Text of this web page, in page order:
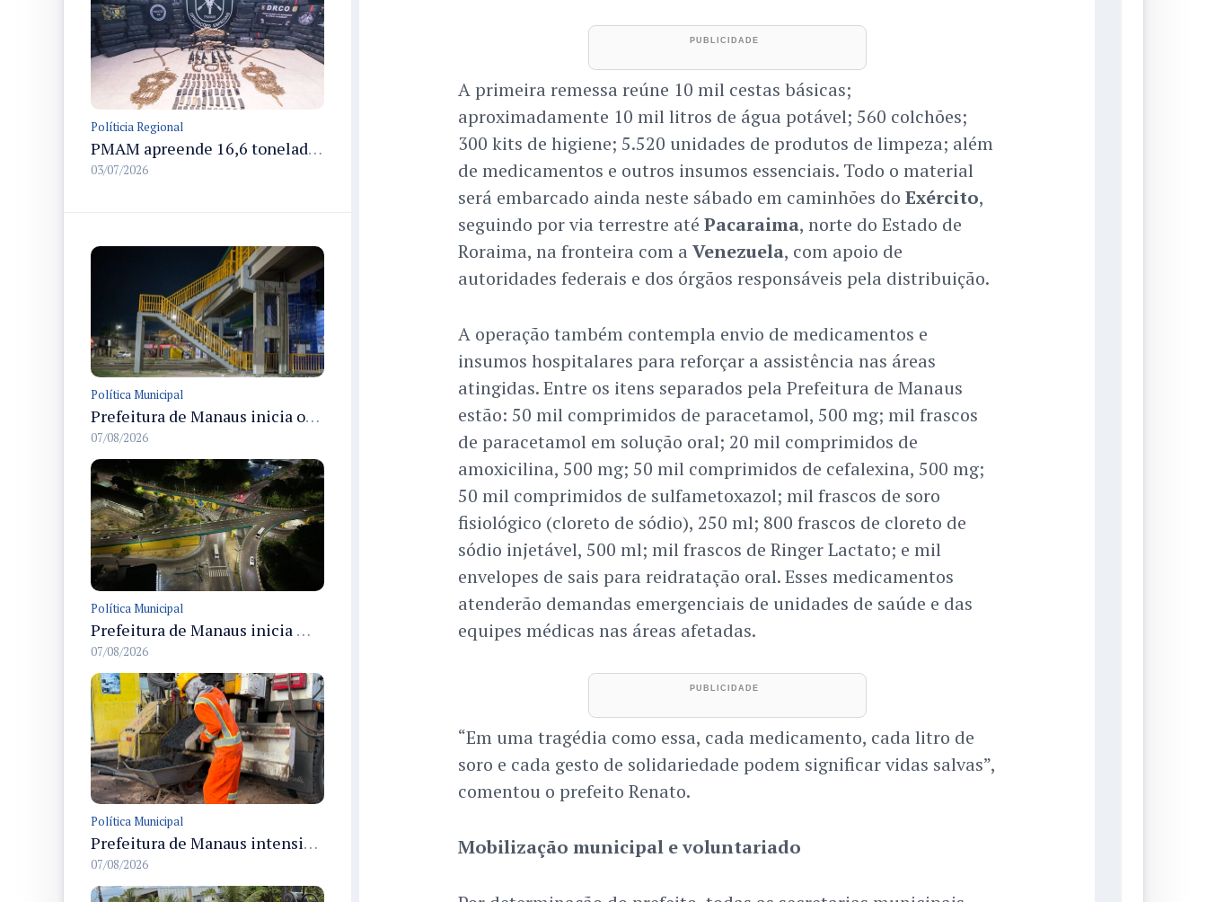
Políticia Regional
PMAM apreende 16,6 toneladas de entorpecentes e registra aumento nas prisões em flagrante e nas capturas de foragidos no primeiro semestre de 2026
03/07/2026
Política Municipal
Prefeitura de Manaus inicia obras de revitalização na passarela Max Teixeira para ampliar segurança e mobilidade urbana
07/08/2026
Política Municipal
Prefeitura de Manaus inicia modernização do viaduto Miguel Arraes com pintura, grafites e iluminação em LED
07/08/2026
Política Municipal
Prefeitura de Manaus intensifica operação Tapa-Buracos na rua Ituiutaba e amplia manutenção viária no Redenção
07/08/2026
A primeira remessa reúne 10 mil cestas básicas;
aproximadamente 10 mil litros de água potável; 560 colchões;
300 kits de higiene; 5.520 unidades de produtos de limpeza; além
de medicamentos e outros insumos essenciais. Todo o material
será embarcado ainda neste sábado em caminhões do Exército,
seguindo por via terrestre até Pacaraima, norte do Estado de
Roraima, na fronteira com a Venezuela, com apoio de
autoridades federais e dos órgãos responsáveis pela distribuição.
A operação também contempla envio de medicamentos e
insumos hospitalares para reforçar a assistência nas áreas
atingidas. Entre os itens separados pela Prefeitura de Manaus
estão: 50 mil comprimidos de paracetamol, 500 mg; mil frascos
de paracetamol em solução oral; 20 mil comprimidos de
amoxicilina, 500 mg; 50 mil comprimidos de cefalexina, 500 mg;
50 mil comprimidos de sulfametoxazol; mil frascos de soro
fisiológico (cloreto de sódio), 250 ml; 800 frascos de cloreto de
sódio injetável, 500 ml; mil frascos de Ringer Lactato; e mil
envelopes de sais para reidratação oral. Esses medicamentos
atenderão demandas emergenciais de unidades de saúde e das
equipes médicas nas áreas afetadas.
“Em uma tragédia como essa, cada medicamento, cada litro de
soro e cada gesto de solidariedade podem significar vidas salvas”,
comentou o prefeito Renato.
Mobilização municipal e voluntariado